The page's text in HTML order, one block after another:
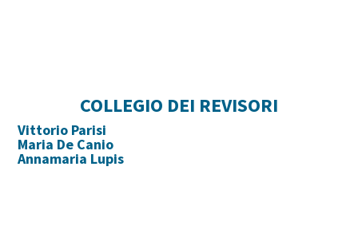
COLLEGIO DEI REVISORI
Vittorio Parisi
Maria De Canio
Annamaria Lupis